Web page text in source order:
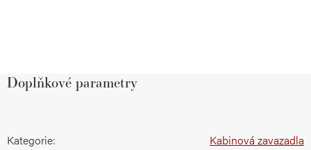
Doplňkové parametry
Kategorie: Kabinová zavazadla